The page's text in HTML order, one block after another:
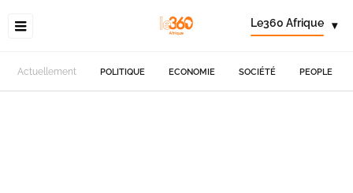
Le360 Afrique ▾
Actuellement POLITIQUE ECONOMIE SOCIÉTÉ PEOPLE